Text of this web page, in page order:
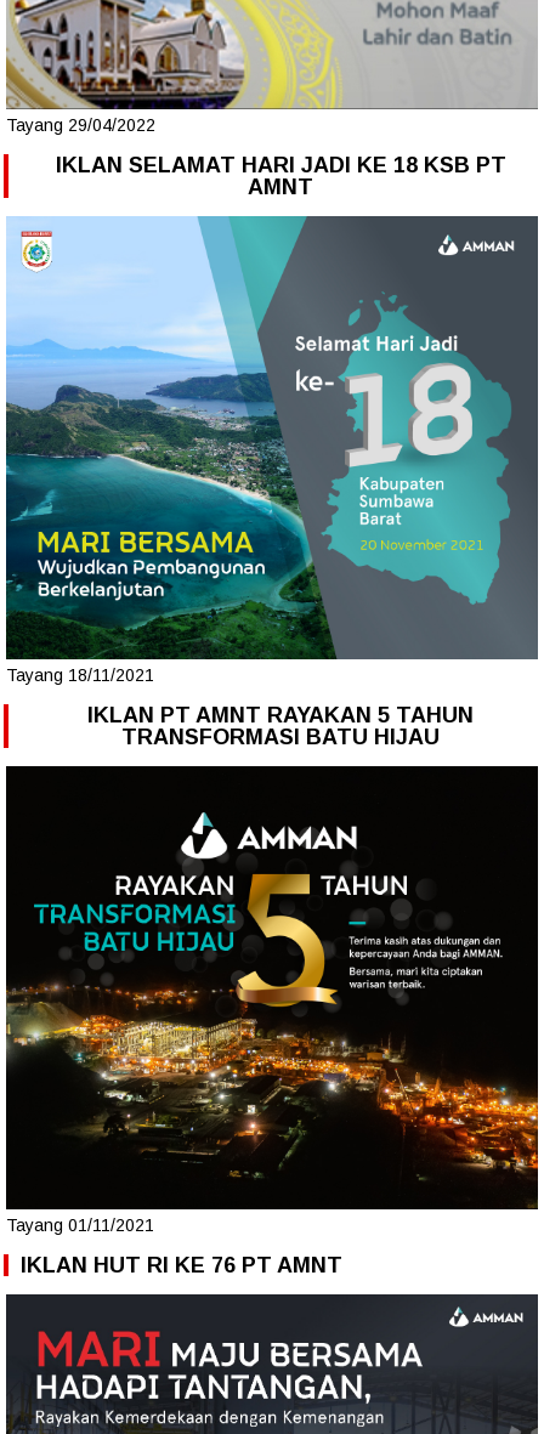
Tayang 29/04/2022
IKLAN SELAMAT HARI JADI KE 18 KSB PT
AMNT
Tayang 18/11/2021
IKLAN PT AMNT RAYAKAN 5 TAHUN
TRANSFORMASI BATU HIJAU
Tayang 01/11/2021
IKLAN HUT RI KE 76 PT AMNT